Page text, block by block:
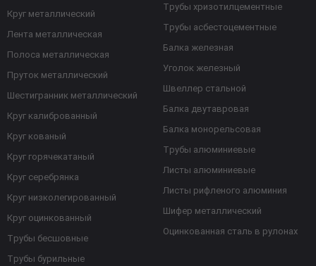
Круг металлический
Лента металлическая
Полоса металлическая
Пруток металлический
Шестигранник металлический
Круг калиброванный
Круг кованый
Круг горячекатаный
Круг серебрянка
Круг низколегированный
Круг оцинкованный
Трубы бесшовные
Трубы бурильные
Трубы хризотилцементные
Трубы асбестоцементные
Балка железная
Уголок железный
Швеллер стальной
Балка двутавровая
Балка монорельсовая
Трубы алюминиевые
Листы алюминиевые
Листы рифленого алюминия
Шифер металлический
Оцинкованная сталь в рулонах